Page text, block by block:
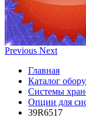
Previous Next
Главная
Каталог
Системы
Опции для
39R6517